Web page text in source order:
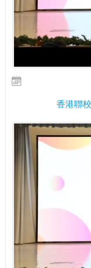
香港聯